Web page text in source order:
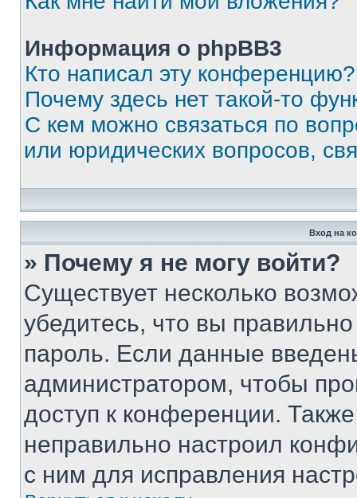
Информация о phpBB3
Кто написал эту конференцию?
Почему здесь нет такой-то
С кем можно связаться по
или юридических вопросов,
Вход на
» Почему я не могу войти?
Существует несколько
убедитесь, что вы
пароль. Если данные
администратором, чтобы
доступ к конференции.
неправильно настроил
с ним для исправления